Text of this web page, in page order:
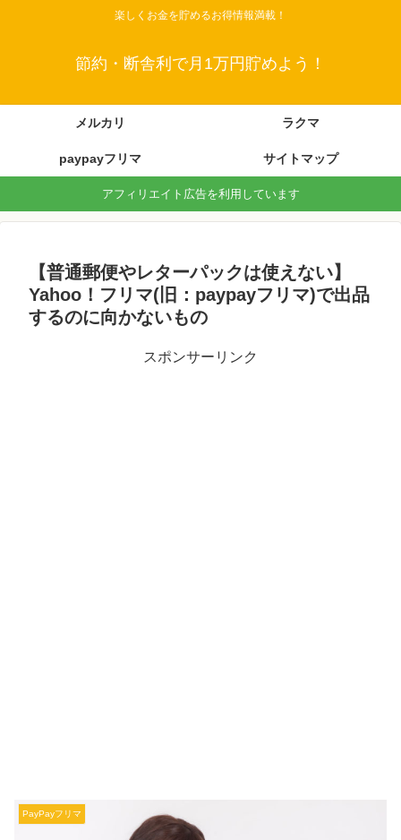
楽しくお金を貯めるお得情報満載！
節約・断舎利で月1万円貯めよう！
メルカリ ラクマ
paypayフリマ サイトマップ
アフィリエイト広告を利用しています
【普通郵便やレターパックは使えない】
Yahoo！フリマ(旧：paypayフリマ)で出品
するのに向かないもの
スポンサーリンク
PayPayフリマ